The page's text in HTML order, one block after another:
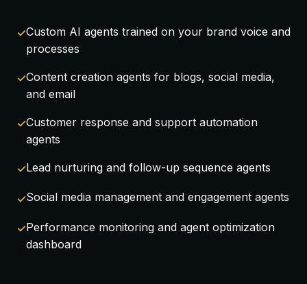
Custom AI agents trained on your brand voice and
processes
Content creation agents for blogs, social media,
and email
Customer response and support automation
agents
Lead nurturing and follow-up sequence agents
Social media management and engagement agents
Performance monitoring and agent optimization
dashboard